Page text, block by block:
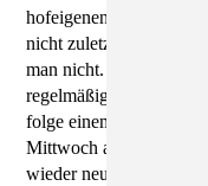
hofeigenen
nicht zuletzt der
man nicht. "Wir haben
regelmäßig abverkauft",
folge einem festen
Mittwoch abgefüllt,
wieder neu ans Brauen.